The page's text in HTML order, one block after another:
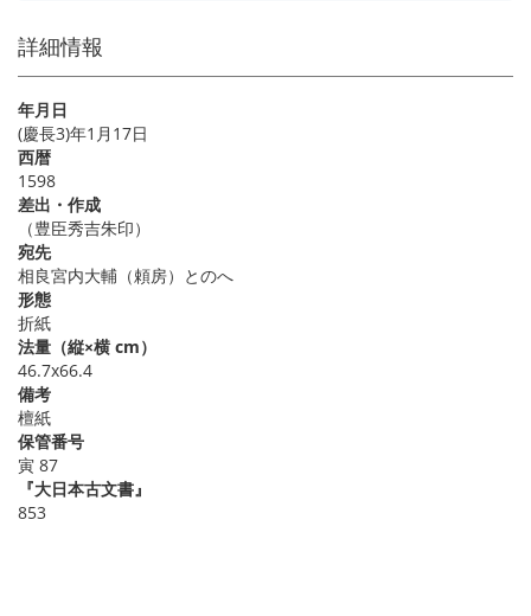
詳細情報
年月日
(慶長3)年1月17日
西暦
1598
差出・作成
（豊臣秀吉朱印）
宛先
相良宮内大輔（頼房）とのへ
形態
折紙
法量（縦×横 cm）
46.7x66.4
備考
檀紙
保管番号
寅 87
『大日本古文書』
853